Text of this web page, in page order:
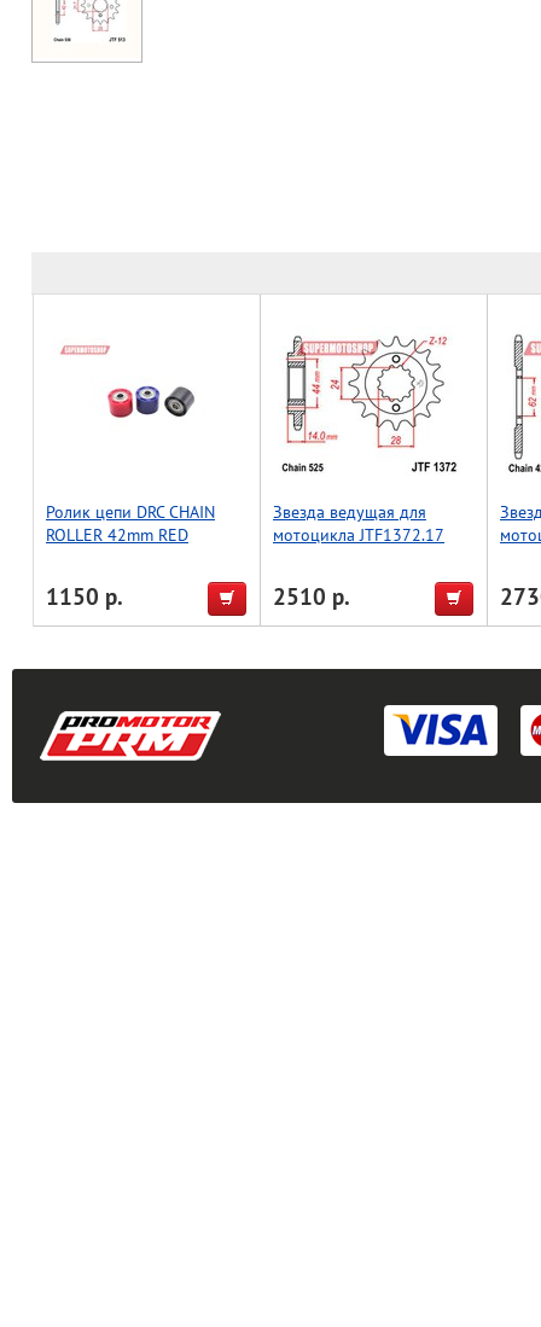
Ролик цепи DRC CHAIN
ROLLER 42mm RED
1150 р.
Звезда ведущая для
мотоцикла JTF1372.17
2510 р.